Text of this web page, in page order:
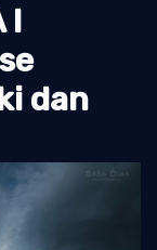
I
dan